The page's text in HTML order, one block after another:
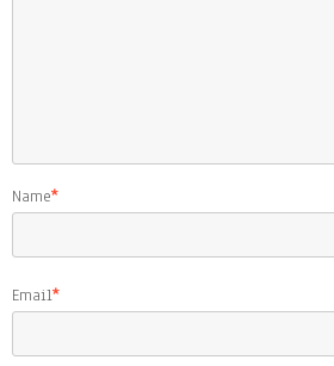
Name*
Email*